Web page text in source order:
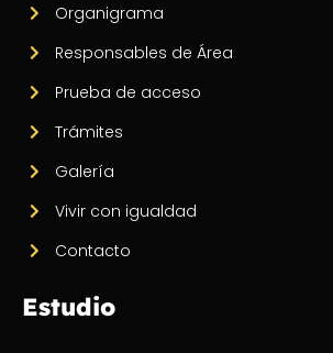
Organigrama
Responsables de Área
Prueba de acceso
Trámites
Galería
Vivir con igualdad
Contacto
Estudio